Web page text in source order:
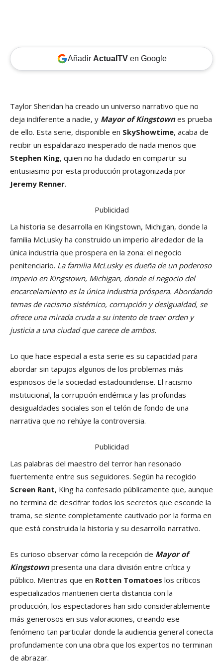
Añadir ActualTVen Google
Taylor Sheridan ha creado un universo narrativo que no
deja indiferente a nadie, y Mayor of Kingstownes prueba
de ello. Esta serie, disponible en SkyShowtime, acaba de
recibir un espaldarazo inesperado de nada menos que
Stephen King, quien no ha dudado en compartir su
entusiasmo por esta producción protagonizada por
Jeremy Renner.
Publicidad
La historia se desarrolla en Kingstown, Michigan, donde la
familia McLusky ha construido un imperio alrededor de la
única industria que prospera en la zona: el negocio
penitenciario. La familia McLusky es dueña de un poderoso
imperio en Kingstown, Michigan, donde el negocio del
encarcelamiento es la única industria próspera. Abordando
temas de racismo sistémico, corrupción y desigualdad, se
ofrece una mirada cruda a su intento de traer orden y
justicia a una ciudad que carece de ambos.
Lo que hace especial a esta serie es su capacidad para
abordar sin tapujos algunos de los problemas más
espinosos de la sociedad estadounidense. El racismo
institucional, la corrupción endémica y las profundas
desigualdades sociales son el telón de fondo de una
narrativa que no rehúye la controversia.
Publicidad
Las palabras del maestro del terror han resonado
fuertemente entre sus seguidores. Según ha recogido
Screen Rant, King ha confesado públicamente que, aunque
no termina de descifrar todos los secretos que esconde la
trama, se siente completamente cautivado por la forma en
que está construida la historia y su desarrollo narrativo.
Es curioso observar cómo la recepción de Mayor of
Kingstownpresenta una clara división entre crítica y
público. Mientras que en Rotten Tomatoes los críticos
especializados mantienen cierta distancia con la
producción, los espectadores han sido considerablemente
más generosos en sus valoraciones, creando ese
fenómeno tan particular donde la audiencia general conecta
profundamente con una obra que los expertos no terminan
de abrazar.